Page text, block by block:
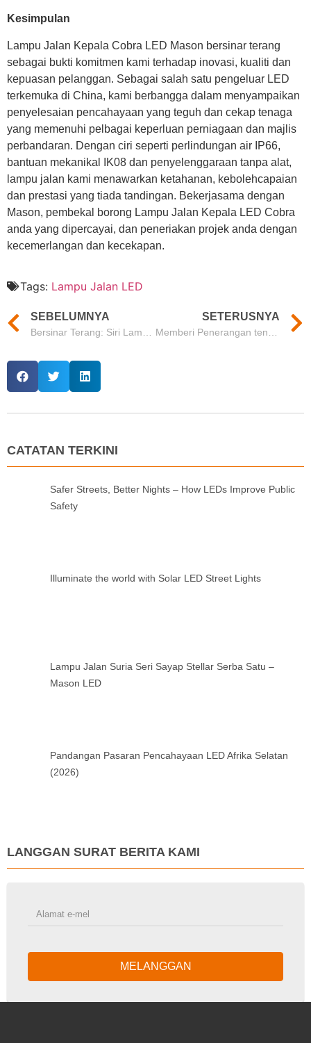
Kesimpulan
Lampu Jalan Kepala Cobra LED Mason bersinar terang
sebagai bukti komitmen kami terhadap inovasi, kualiti dan
kepuasan pelanggan. Sebagai salah satu pengeluar LED
terkemuka di China, kami berbangga dalam menyampaikan
penyelesaian pencahayaan yang teguh dan cekap tenaga
yang memenuhi pelbagai keperluan perniagaan dan majlis
perbandaran. Dengan ciri seperti perlindungan air IP66,
bantuan mekanikal IK08 dan penyelenggaraan tanpa alat,
lampu jalan kami menawarkan ketahanan, kebolehcapaian
dan prestasi yang tiada tandingan. Bekerjasama dengan
Mason, pembekal borong Lampu Jalan Kepala LED Cobra
anda yang dipercayai, dan peneriakan projek anda dengan
kecemerlangan dan kecekapan.
Tags: Lampu Jalan LED
SEBELUMNYA SETERUSNYA
CATATAN TERKINI
Safer Streets, Better Nights – How LEDs Improve Public
Safety
Illuminate the world with Solar LED Street Lights
Lampu Jalan Suria Seri Sayap Stellar Serba Satu –
Mason LED
Pandangan Pasaran Pencahayaan LED Afrika Selatan
(2026)
LANGGAN SURAT BERITA KAMI
MELANGGAN